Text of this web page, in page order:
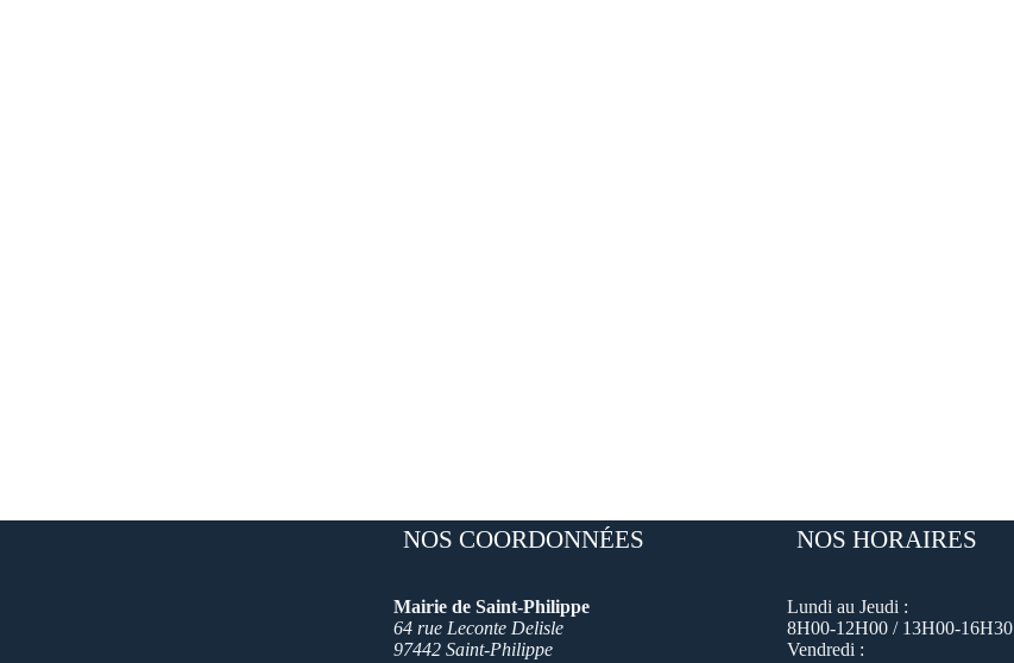
NOS COORDONNÉES
Mairie de Saint-Philippe
64 rue Leconte Delisle
97442 Saint-Philippe
NOS HORAIRES
Lundi au Jeudi :
8H00-12H00 / 13H00-16H30
Vendredi :